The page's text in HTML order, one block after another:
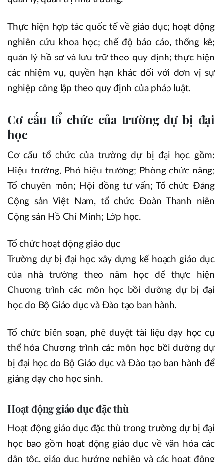
Thực hiện hợp tác quốc tế về giáo dục; hoạt động
nghiên cứu khoa học; chế độ báo cáo, thống kê;
quản lý hồ sơ và lưu trữ theo quy định; thực hiện
các nhiệm vụ, quyền hạn khác đối với đơn vị sự
nghiệp công lập theo quy định của pháp luật.
Cơ cấu tổ chức của trường dự bị đại
học
Cơ cấu tổ chức của trường dự bị đại học gồm:
Hiệu trưởng, Phó hiệu trưởng; Phòng chức năng;
Tổ chuyên môn; Hội đồng tư vấn; Tổ chức Đảng
Cộng sản Việt Nam, tổ chức Đoàn Thanh niên
Cộng sản Hồ Chí Minh; Lớp học.
Tổ chức hoạt động giáo dục
Trường dự bị đại học xây dựng kế hoạch giáo dục
của nhà trường theo năm học để thực hiện
Chương trình các môn học bồi dưỡng dự bị đại
học do Bộ Giáo dục và Đào tạo ban hành.
Tổ chức biên soạn, phê duyệt tài liệu dạy học cụ
thể hóa Chương trình các môn học bồi dưỡng dự
bị đại học do Bộ Giáo dục và Đào tạo ban hành để
giảng dạy cho học sinh.
Hoạt động giáo dục đặc thù
Hoạt động giáo dục đặc thù trong trường dự bị đại
học bao gồm hoạt động giáo dục về văn hóa các
dân tộc, giáo dục hướng nghiệp và các hoạt động